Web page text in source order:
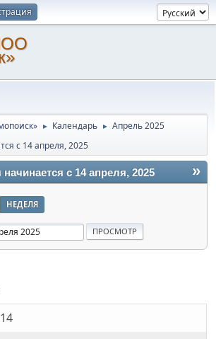
► Календарь ► Апрель 2025
с 14 апреля, 2025
»
начинается с 14 апреля, 2025
НЕДЕЛЯ